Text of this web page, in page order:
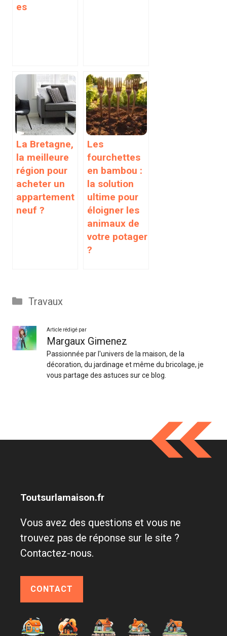
es
La Bretagne,
la meilleure
région pour
acheter un
appartement
neuf ?
Les
fourchettes
en bambou :
la solution
ultime pour
éloigner les
animaux de
votre potager
?
Catégories
Travaux
Article rédigé par
Margaux Gimenez
Passionnée par l'univers de la maison, de la
décoration, du jardinage et même du bricolage, je
vous partage des astuces sur ce blog.
Toutsurlamaison.fr
Vous avez des questions et vous ne
trouvez pas de réponse sur le site ?
Contactez-nous.
CONTACT